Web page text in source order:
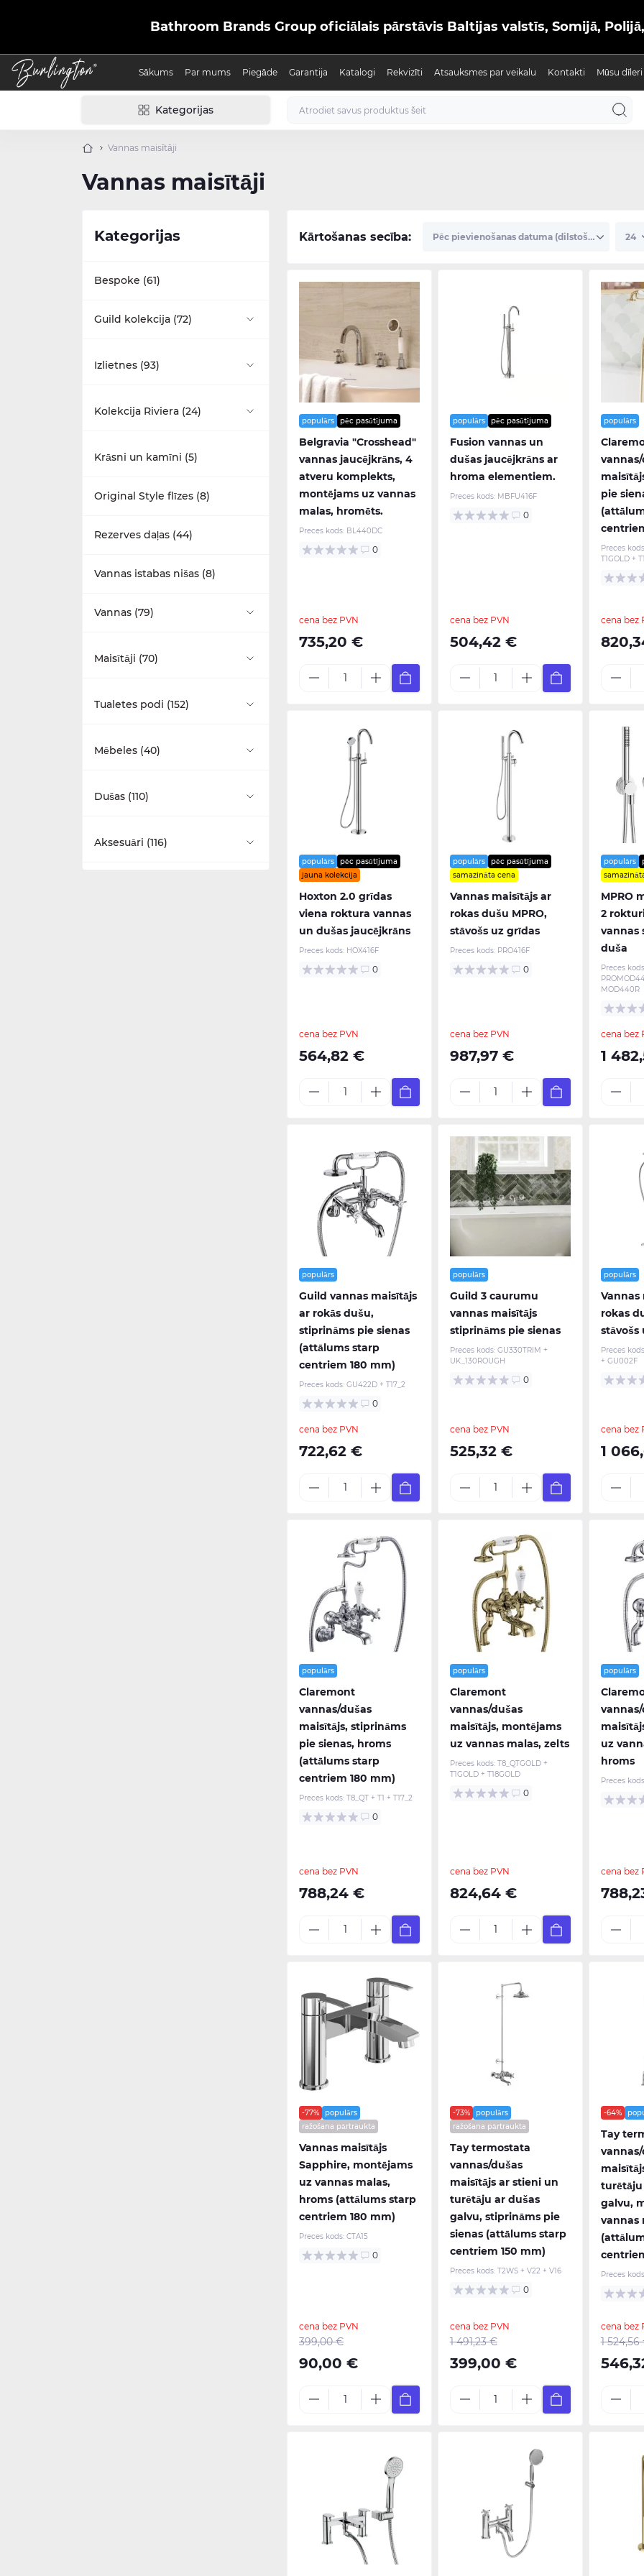
Bathroom Brands Group oficiālais pārstāvis Baltijas valstīs, Somijā,
Sākums Par mums Piegāde Garantija Katalogi Rekvizīti Atsauksmes par veikalu Kontakti Mūsu dīleri
Kategorijas
Vannas maisītāji
Vannas maisītāji
Kategorijas
Bespoke (61)
Guild kolekcija (72)
Aksesuāri (20)
Izlietnes (93)
Piekaramie pie sienas (1)
Izlietnes piederumi (14)
Kolekcija Riviera (24)
Izlietnes (5)
Maisītāji (5)
Mēbeles (7)
Tualetes podi (7)
Krāsni un kamīni (5)
Original Style flīzes (8)
Rezerves daļas (44)
Vannas istabas nišas (8)
Vannas (79)
Brīvi stāvošās (29)
Vannas piederumi (16)
Maisītāji (70)
Virtuves maisitāji (1)
Higiēnas dušas (3)
Tualetes podi (152)
Monobloka tualetes podi (24)
Mēbeles (40)
Burlington (5)
Dušas (110)
Walk-in tipa dušas kabīnes (4)
Aksesuāri (116)
Kārtošanas secība:
populārs pēc pasūtījuma
Belgravia "Crosshead"
vannas jaucējkrāns, 4
atveru komplekts,
montējams uz vannas
malas, hromēts.
Preces kods: BL440DC
0
cena bez PVN
735,20 €
populārs pēc pasūtījuma
Fusion vannas un
dušas jaucējkrāns ar
hroma elementiem.
Preces kods: MBFU416F
0
cena bez PVN
504,42 €
populārs
pie
Preces
T1GOLD +
cena bez
populārs
pēc pasūtījuma
jauna kolekcija
Hoxton 2.0 grīdas
viena roktura vannas
un dušas jaucējkrāns
Preces kods: HOX416F
0
cena bez PVN
564,82 €
populārs
pēc pasūtījuma
samazināta cena
Vannas maisītājs ar
rokas dušu MPRO,
stāvošs uz grīdas
Preces kods: PRO416F
0
cena bez PVN
987,97 €
populārs
MPRO
2
vannas
duša
Preces
MOD440R
cena bez
1
populārs
Guild vannas maisītājs
ar rokās dušu,
stiprināms pie sienas
(attālums starp
centriem 180 mm)
Preces kods: GU422D + T17_2
0
cena bez PVN
722,62 €
populārs
Guild 3 caurumu
vannas maisītājs
stiprināms pie sienas
Preces kods: GU330TRIM +
UK_130ROUGH
0
cena bez PVN
525,32 €
populārs
Vannas
rokas
stāvošs
Preces
+ GU002F
cena bez
1
populārs
Claremont
vannas/dušas
maisītājs, stiprināms
pie sienas, hroms
(attālums starp
centriem 180 mm)
Preces kods: T8_QT + T1 + T17_2
0
cena bez PVN
788,24 €
populārs
Claremont
vannas/dušas
maisītājs, montējams
uz vannas malas, zelts
Preces kods: T8_QTGOLD +
T1GOLD + T18GOLD
0
cena bez PVN
824,64 €
populārs
uz
hroms
Preces
cena bez
-77%
populārs
ražošana pārtraukta
Vannas maisītājs
Sapphire, montējams
uz vannas malas,
hroms (attālums starp
centriem 180 mm)
Preces kods: CTA15
0
cena bez PVN
399,00 €
90,00 €
-73%
populārs
ražošana pārtraukta
Tay termostata
vannas/dušas
maisītājs ar stieni un
turētāju ar dušas
galvu, stiprināms pie
sienas (attālums starp
centriem 150 mm)
Preces kods: T2WS + V22 + V16
0
cena bez PVN
1 491,23 €
399,00 €
-64%
Tay
turētāju
galvu,
vannas
Preces
cena bez
1 524,56